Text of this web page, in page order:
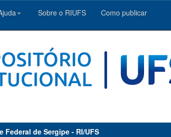
Sobre o RIUFS Como publicar
de Sergipe - RI/UFS